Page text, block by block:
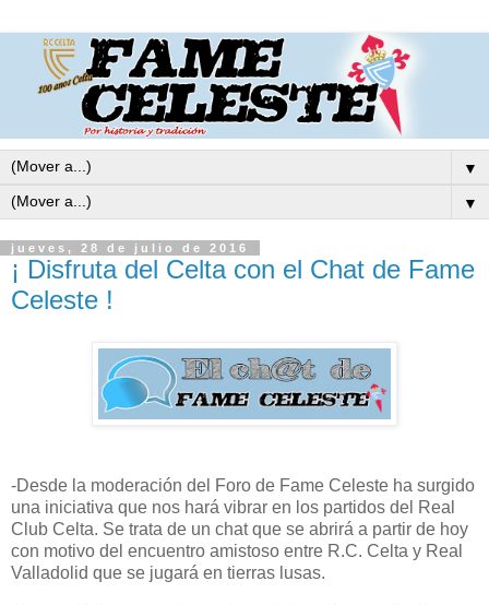
▼
▼
jueves, 28 de julio de 2016
¡ Disfruta del Celta con el Chat de Fame
Celeste !
-Desde la moderación del Foro de Fame Celeste ha surgido
una iniciativa que nos hará vibrar en los partidos del Real
Club Celta. Se trata de un chat que se abrirá a partir de hoy
con motivo del encuentro amistoso entre R.C. Celta y Real
Valladolid que se jugará en tierras lusas.